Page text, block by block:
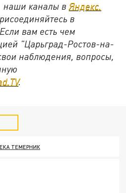
наши каналы вЯндекс.
в
вам есть чем
"Царьград-Ростов-на-
наблюдения, вопросы,
.
ТЕМЕРНИК